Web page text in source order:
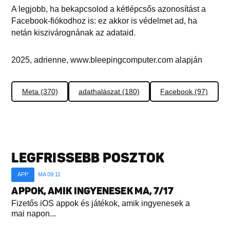
A legjobb, ha bekapcsolod a kétlépcsős azonosítást a
Facebook-fiókodhoz is: ez akkor is védelmet ad, ha
netán kiszivárognának az adataid.
2025, adrienne, www.bleepingcomputer.com alapján
Meta (370) adathalászat (180) Facebook (97)
LEGFRISSEBB POSZTOK
APP MA 09:11
APPOK, AMIK INGYENESEK MA, 7/17
Fizetős iOS appok és játékok, amik ingyenesek a
mai napon...